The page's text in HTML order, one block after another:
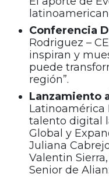
Conferencia
Rodriguez –
inspiran y
puede
región”.
Lanzamiento
Latinoamérica
talento digital
Global y
Juliana
Valentin Sierra,
Senior de